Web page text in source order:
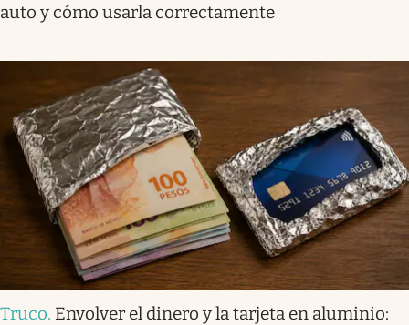
auto y cómo usarla correctamente
Truco. Envolver el dinero y la tarjeta en aluminio: